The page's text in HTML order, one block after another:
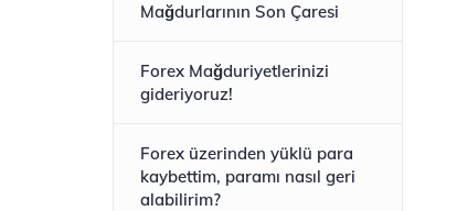
Mağdurlarının Son Çaresi
Forex Mağduriyetlerinizi
gideriyoruz!
Forex üzerinden yüklü para
kaybettim, paramı nasıl geri
alabilirim?